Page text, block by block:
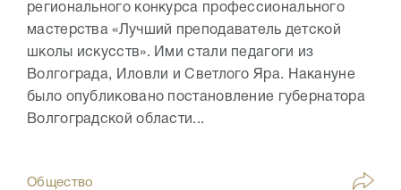
регионального конкурса профессионального
мастерства «Лучший преподаватель детской
школы искусств». Ими стали педагоги из
Волгограда, Иловли и Светлого Яра. Накануне
было опубликовано постановление губернатора
Волгоградской области...
Общество